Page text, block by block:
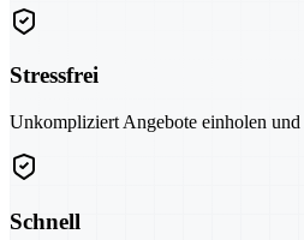
Stressfrei
Unkompliziert Angebote einholen und
Schnell